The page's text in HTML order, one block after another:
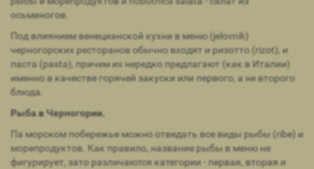
осьминогов.
Под влиянием венецианской кухни в меню (jelovnik)
черногорских ресторанов обычно входят и ризотто (rizot), и
паста (pasta), причем их нередко предлагают (как в Италии)
именно в качестве горячей закуски или первого, а не второго
блюда.
Рыба в Черногории.
Па морском побережье можно отведать все виды рыбы (ribe) и
морепродуктов. Как правило, название рыбы в меню не
фигурирует, зато различаются категории - первая, вторая и